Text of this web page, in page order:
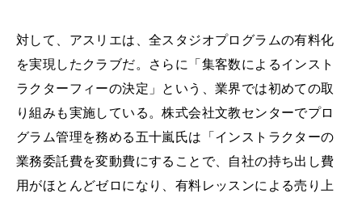
対して、アスリエは、全スタジオプログラムの有料化
を実現したクラブだ。さらに「集客数によるインスト
ラクターフィーの決定」という、業界では初めての取
り組みも実施している。株式会社文教センターでプロ
グラム管理を務める五十嵐氏は「インストラクターの
業務委託費を変動費にすることで、自社の持ち出し費
用がほとんどゼロになり、有料レッスンによる売り上